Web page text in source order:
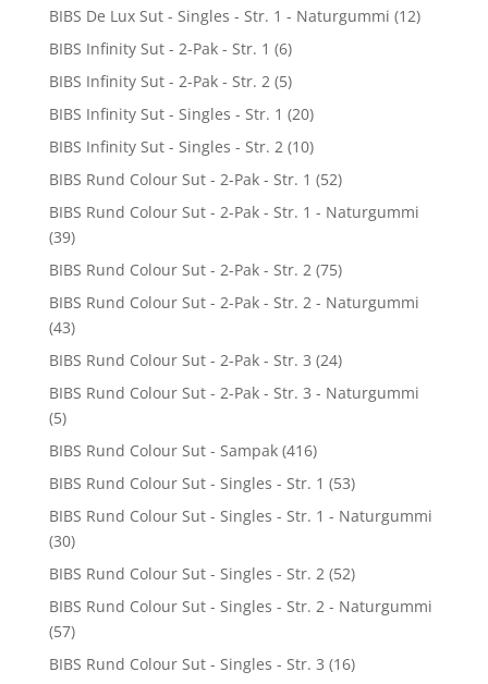
BIBS De Lux Sut - Singles - Str. 1 - Naturgummi (12)
BIBS Infinity Sut - 2-Pak - Str. 1 (6)
BIBS Infinity Sut - 2-Pak - Str. 2 (5)
BIBS Infinity Sut - Singles - Str. 1 (20)
BIBS Infinity Sut - Singles - Str. 2 (10)
BIBS Rund Colour Sut - 2-Pak - Str. 1 (52)
BIBS Rund Colour Sut - 2-Pak - Str. 1 - Naturgummi
(39)
BIBS Rund Colour Sut - 2-Pak - Str. 2 (75)
BIBS Rund Colour Sut - 2-Pak - Str. 2 - Naturgummi
(43)
BIBS Rund Colour Sut - 2-Pak - Str. 3 (24)
BIBS Rund Colour Sut - 2-Pak - Str. 3 - Naturgummi
(5)
BIBS Rund Colour Sut - Sampak (416)
BIBS Rund Colour Sut - Singles - Str. 1 (53)
BIBS Rund Colour Sut - Singles - Str. 1 - Naturgummi
(30)
BIBS Rund Colour Sut - Singles - Str. 2 (52)
BIBS Rund Colour Sut - Singles - Str. 2 - Naturgummi
(57)
BIBS Rund Colour Sut - Singles - Str. 3 (16)